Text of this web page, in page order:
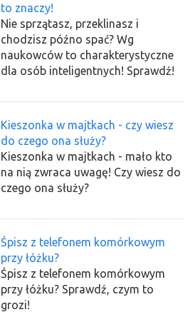
to znaczy!
Nie sprzątasz, przeklinasz i
chodzisz późno spać? Wg
naukowców to charakterystyczne
dla osób inteligentnych! Sprawdź!
Kieszonka w majtkach - czy wiesz
do czego ona służy?
Kieszonka w majtkach - mało kto
na nią zwraca uwagę! Czy wiesz do
czego ona służy?
Śpisz z telefonem komórkowym
przy łóżku?
Śpisz z telefonem komórkowym
przy łóżku? Sprawdź, czym to
grozi!